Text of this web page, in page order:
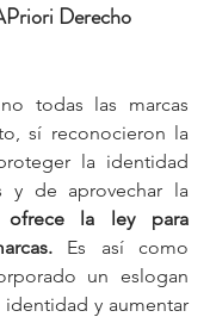
Derecho
todas las marcas
sí reconocieron la
la identidad
ofrece la ley para
Es así como
un eslogan
y aumentar